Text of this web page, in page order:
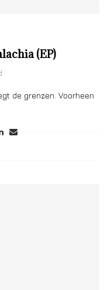
(EP)
de grenzen. Voorheen